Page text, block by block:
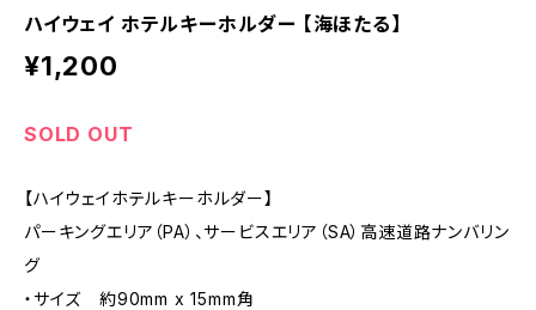
ハイウェイ ホテルキーホルダー 【海ほたる】
¥1,200
SOLD OUT
【ハイウェイホテルキーホルダー】
パーキングエリア（PA）、サービスエリア（SA）高速道路ナンバリン
グ
・サイズ 約90mm x 15mm角